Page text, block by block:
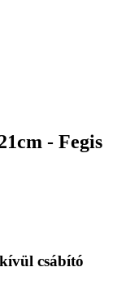
- Fegis
csábító